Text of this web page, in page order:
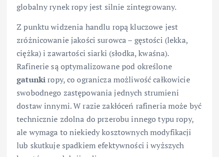
globalny rynek ropy jest silnie zintegrowany.
Z punktu widzenia handlu ropą kluczowe jest
zróżnicowanie jakości surowca – gęstości (lekka,
ciężka) i zawartości siarki (słodka, kwaśna).
Rafinerie są optymalizowane pod określone
gatunkiropy, co ogranicza możliwość całkowicie
swobodnego zastępowania jednych strumieni
dostaw innymi. W razie zakłóceń rafineria może być
technicznie zdolna do przerobu innego typu ropy,
ale wymaga to niekiedy kosztownych modyfikacji
lub skutkuje spadkiem efektywności i wyższych